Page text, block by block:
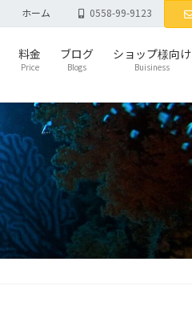
ホーム 0558-99-9123
料金
Price
ブログ
Blogs
ショップ様向け
Buisiness